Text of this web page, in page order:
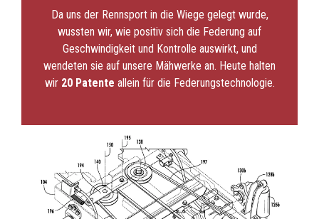
Da uns der Rennsport in die Wiege gelegt wurde,
wussten wir, wie positiv sich die Federung auf
Geschwindigkeit und Kontrolle auswirkt, und
wendeten sie auf unsere Mähwerke an. Heute halten
wir 20 Patente allein für die Federungstechnologie.